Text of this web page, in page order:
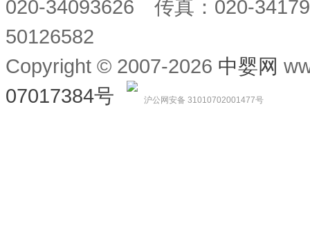
020-34093626 传真：020-
50126582
Copyright © 2007-2026 中婴网
07017384号
沪公网安备 31010702001477号